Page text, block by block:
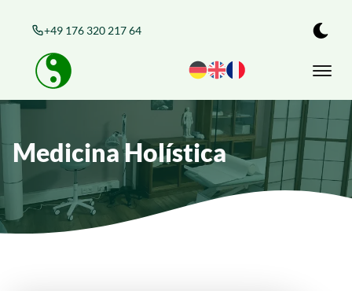
+49 176 320 217 64
Medicina Holística